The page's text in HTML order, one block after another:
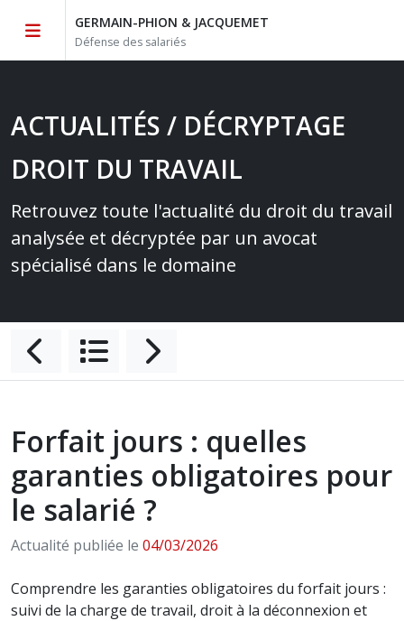
GERMAIN-PHION & JACQUEMET
Défense des salariés
ACTUALITÉS / DÉCRYPTAGE
DROIT DU TRAVAIL
Retrouvez toute l'actualité du droit du travail
analysée et décryptée par un avocat
spécialisé dans le domaine
Forfait jours : quelles
garanties obligatoires pour
le salarié ?
Actualité publiée le 04/03/2026
Comprendre les garanties obligatoires du forfait jours :
suivi de la charge de travail, droit à la déconnexion et